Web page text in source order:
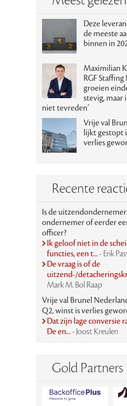
Deze
de meeste
binnen in
Maximilian
RGF Staffing
groeien
stevig, maar
niet tevreden’
Vrije val
lijkt gestopt
verlies
Recente
Is de
ondernemer of eerder
officer?
Ik geloof niet in de
functies, een t...- Erik
De vraag is of de
uitzend-/
Mark M. Bol Raap
Vrije val Brunel
Q2, winst is verlies
Dat zijn lage conversie
De en...- Joost Kreulen
Gold Partners